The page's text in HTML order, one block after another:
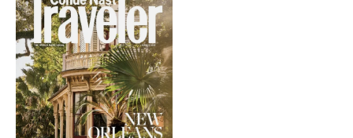
Chí
Condé
Nast
Traveller
Magazine
#January
/
February